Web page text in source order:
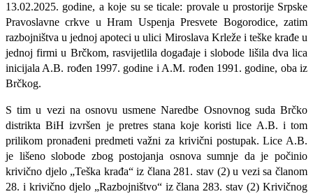
13.02.2025. godine, a koje su se ticale: provale u prostorije Srpske
Pravoslavne crkve u Hram Uspenja Presvete Bogorodice, zatim
razbojništva u jednoj apoteci u ulici Miroslava Krleže i teške krađe u
jednoj firmi u Brčkom, rasvijetlila događaje i slobode lišila dva lica
inicijala A.B. rođen 1997. godine i A.M. rođen 1991. godine, oba iz
Brčkog.
S tim u vezi na osnovu usmene Naredbe Osnovnog suda Brčko
distrikta BiH izvršen je pretres stana koje koristi lice A.B. i tom
prilikom pronađeni predmeti važni za krivični postupak. Lice A.B.
je lišeno slobode zbog postojanja osnova sumnje da je počinio
krivično djelo „Teška krađa“ iz člana 281. stav (2) u vezi sa članom
28. i krivično djelo „Razbojništvo“ iz člana 283. stav (2) Krivičnog